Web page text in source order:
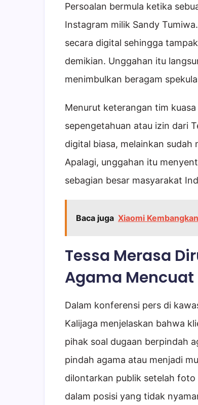
Persoalan bermula ketika
Instagram milik Sandy
secara digital sehingga
demikian. Unggahan itu
menimbulkan beragam
Menurut keterangan tim
sepengetahuan atau izin dari
digital biasa, melainkan sudah
Apalagi, unggahan itu
sebagian besar masyarakat
Baca juga Xiaomi
Tessa Merasa
Agama Mencuat
Dalam konferensi pers di
Kalijaga menjelaskan bahwa
pihak soal dugaan berpindah
pindah agama atau menjadi
dilontarkan publik setelah foto
dalam posisi yang tidak